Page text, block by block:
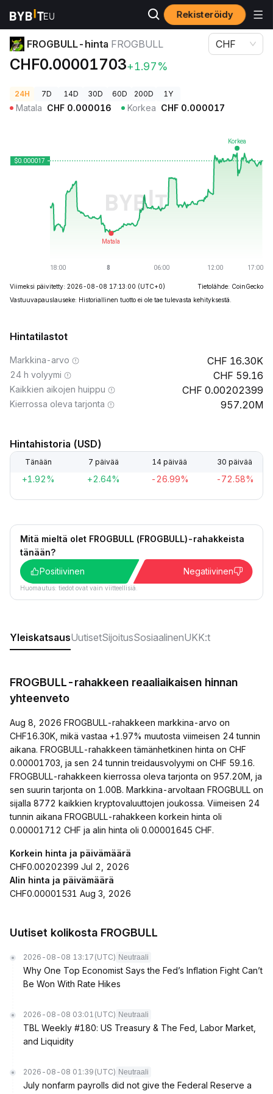
Rekisteröidy
Kryptohinnat FROGBULL-hinta FROGBULL
FROGBULL-hinta FROGBULL
CHF0.00001703+1.97%
CHF
24H 7D 14D 30D 60D 200D 1Y
Matala CHF 0.000016 Korkea CHF 0.000017
Viimeksi päivitetty: 2026-08-08 17:13:00 (UTC+0)
Tietolähde: CoinGecko
Vastuuvapauslauseke: Historiallinen tuotto ei ole tae tulevasta kehityksestä.
Hintatilastot
Markkina-arvo 16.30K
24 h volyymi 59.16
Kaikkien aikojen huippu 0.00202399
Kierrossa oleva tarjonta 957.20M
Hintahistoria (USD)
Tänään 7 päivää 14 päivää 30 päivää
+1.92% +2.64% -26.99% -72.58%
Mitä mieltä olet FROGBULL (FROGBULL)-rahakkeista
tänään?
Positiivinen
Negatiivinen
Huomautus: tiedot ovat vain viitteellisiä.
YleiskatsausUutisetSijoitusSosiaalinenUKK:t
FROGBULL-rahakkeen reaaliaikaisen hinnan
yhteenveto
Aug 8, 2026 FROGBULL-rahakkeen markkina-arvo on
CHF16.30K, mikä vastaa +1.97% muutosta viimeisen 24 tunnin
aikana. FROGBULL-rahakkeen tämänhetkinen hinta on CHF
0.00001703, ja sen 24 tunnin treidausvolyymi on CHF 59.16.
FROGBULL-rahakkeen kierrossa oleva tarjonta on 957.20M, ja
sen suurin tarjonta on 1.00B. Markkina-arvoltaan FROGBULL on
sijalla 8772 kaikkien kryptovaluuttojen joukossa. Viimeisen 24
tunnin aikana FROGBULL-rahakkeen korkein hinta oli
0.00001712 CHF ja alin hinta oli 0.00001645 CHF.
Korkein hinta ja päivämäärä
CHF0.00202399 Jul 2, 2026
Alin hinta ja päivämäärä
CHF0.00001531 Aug 3, 2026
Uutiset kolikosta FROGBULL
2026-08-08 13:17 (UTC) Neutraali
Why One Top Economist Says the Fed’s Inflation Fight Can’t
Be Won With Rate Hikes
2026-08-08 03:01 (UTC) Neutraali
TBL Weekly #180: US Treasury & The Fed, Labor Market,
and Liquidity
2026-08-08 01:39 (UTC) Neutraali
July nonfarm payrolls did not give the Federal Reserve a